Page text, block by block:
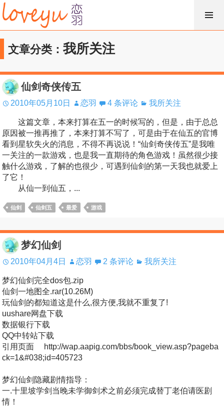
跳
过
内
容文章分类： 我所关注
仙剑奇侠传五
2010年05月10日 恋羽 4 条评论 我所关注
这篇文章，本来打算在五一的时候写的，但是，由于总总
原因被一推再推了，本来打算不写了，可是由于在仙五的官博
看到星软失火的消息，不得不再说说！“仙剑奇侠传五”是我唯
一关注的一款游戏，也是我一直期待的角色游戏！虽然很少接
触什么游戏，了解的也很少，可遇到仙剑的第一天我也就爱上
了它！
从仙一到仙五，...
仙剑 仙剑五 最爱 游戏
梦幻仙剑
2010年04月4日 恋羽 2 条评论 我所关注
梦幻仙剑完全dos包.zip
仙剑一地图全.rar(10.26M)
玩仙剑的都知道这是什么,很方便,我就不重复了!
uushare网盘下载
数据银行下载
QQ中转站下载
引用页面 http://wap.aapig.com/bbs/book_view.asp?pageba
ck=1&#038;id=405723
梦幻仙剑隐藏剧情指导：
一.十里坡学剑当晚未学御剑术之前必须完成替丁老伯请医剧
情！